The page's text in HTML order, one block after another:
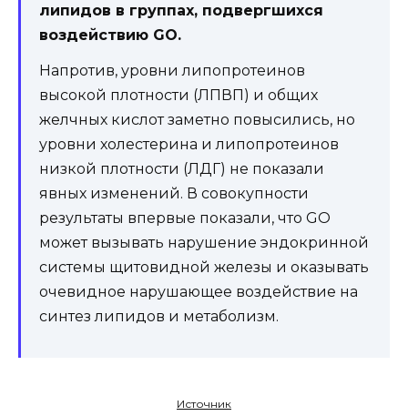
липидов в группах, подвергшихся
воздействию GO.
Напротив, уровни липопротеинов
высокой плотности (ЛПВП) и общих
желчных кислот заметно повысились, но
уровни холестерина и липопротеинов
низкой плотности (ЛДГ) не показали
явных изменений. В совокупности
результаты впервые показали, что GO
может вызывать нарушение эндокринной
системы щитовидной железы и оказывать
очевидное нарушающее воздействие на
синтез липидов и метаболизм.
Источник